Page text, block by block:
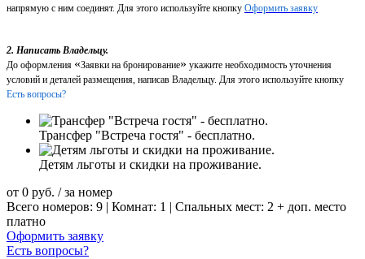
напрямую с ним соединят. Для этого используйте кнопку Оформить заявку
2. Написать Владельцу.
До оформления «Заявки на бронирование» укажите необходимость уточнения
условий и деталей размещения, написав Владельцу. Для этого используйте кнопку
Есть вопросы?
Трансфер "Встреча гостя" - бесплатно.
Детям льготы и скидки на проживание.
от 0 руб. / за номер
Всего номеров: 9 | Комнат: 1 | Спальных мест: 2 + доп. место
платно
Оформить заявку
Есть вопросы?